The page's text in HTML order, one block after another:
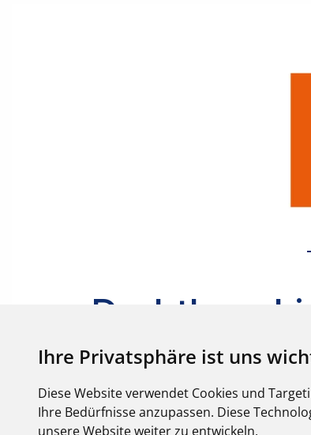
Ihre Privatsphäre ist uns
Diese Website verwendet Cookies und
Ihre Bedürfnisse anzupassen. Diese
unsere Website weiter zu entwickeln.